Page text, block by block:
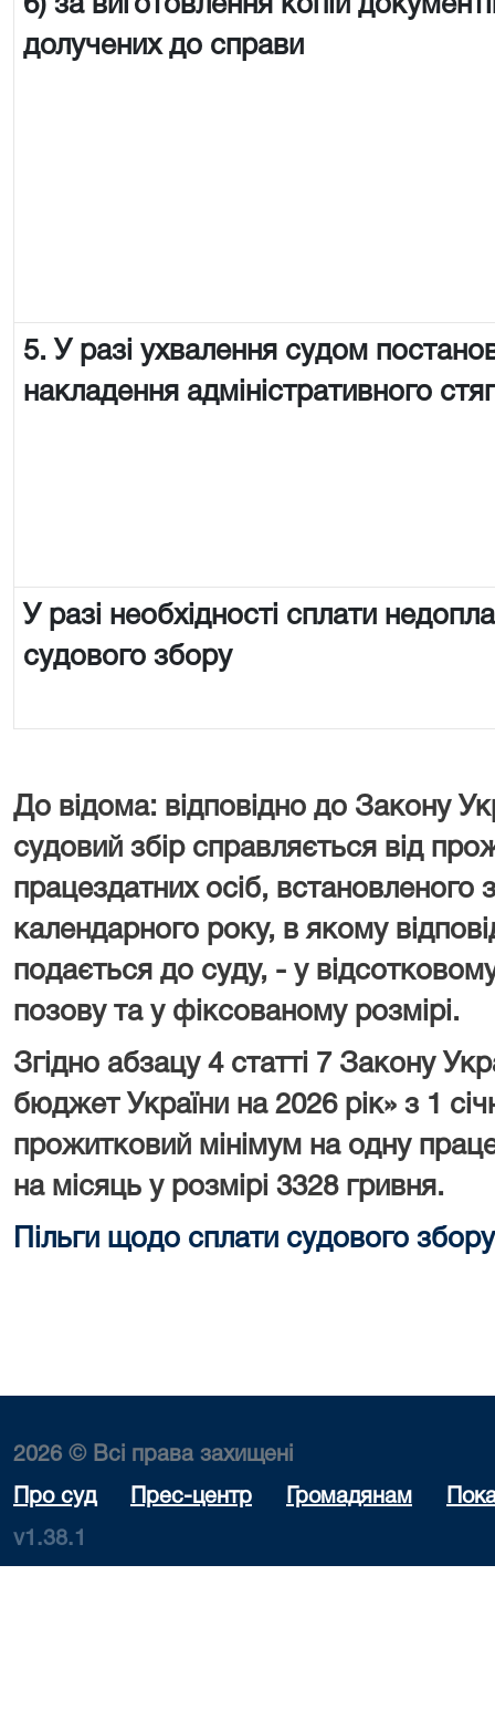
6) за виготовлення копій
долучених до справи
5. У разі ухвалення судом
накладення адміністративного
У разі необхідності сплати
судового збору
До відома: відповідно до Закону
судовий збір справляється від
працездатних осіб, встановленого
календарного року, в якому
подається до суду, - у
позову та у фіксованому розмірі.
Згідно абзацу 4 статті 7 Закону
бюджет України на 2026 рік» з 1
прожитковий мінімум на одну
на місяць у розмірі 3328 гривня.
Пільги щодо сплати судового збору
2026 © Всі права захищені
Про суд Прес-центр Громадянам
v1.38.1